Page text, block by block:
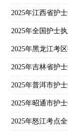
2025年江西省护
2025年全国护士
2025年黑龙江考
2025年吉林省护
2025年昭通市护
2025年怒江考点